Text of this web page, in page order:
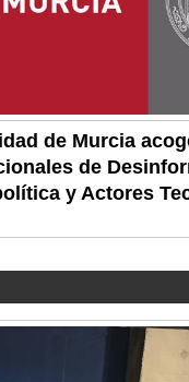
de Murcia
de
y Actores